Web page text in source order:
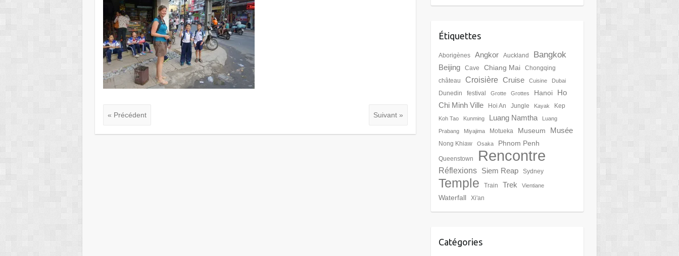
« Précédent Suivant »
Étiquettes
Aborigènes Angkor Auckland Bangkok
Beijing Cave Chiang Mai
Chongqing
château
Croisière Cruise Cuisine Dubai
Dunedin festival Grotte Grottes Hanoi
Ho
Chi Minh Ville
Hoi An Jungle Kayak Kep
Koh Tao Kunming Luang Namtha Luang
Prabang Miyajima Motueka Museum Musée
Nong Khiaw Osaka Phnom Penh
Queenstown Rencontre
Réflexions Siem Reap Sydney
Temple Train Trek Vientiane
Waterfall Xi'an
Catégories